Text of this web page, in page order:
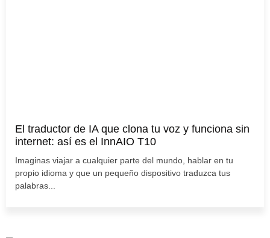
El traductor de IA que clona tu voz y funciona sin
internet: así es el InnAIO T10
Imaginas viajar a cualquier parte del mundo, hablar en tu
propio idioma y que un pequeño dispositivo traduzca tus
palabras...